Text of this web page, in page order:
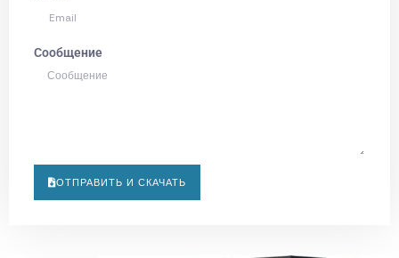
Сообщение
ОТПРАВИТЬ И СКАЧАТЬ